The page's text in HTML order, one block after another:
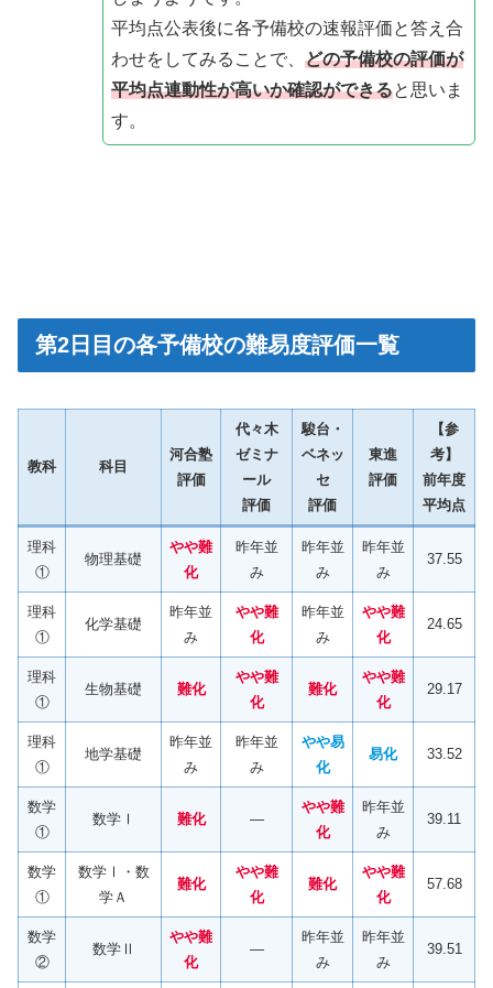
平均点公表後に各予備校の速報評価と答え合
わせをしてみることで、 どの予備校の評価が
平均点連動性が高いか確認ができると思いま
す。
第2日目の各予備校の難易度評価一覧
教科 科目
河合塾
評価
代々木
ゼミナ
ール
評価
駿台・
ベネッ
セ
評価
東進
評価
【参
考】
前年度
平均点
理科
①
物理基礎
やや難
化
昨年並
み
昨年並
み
昨年並
み
37.55
理科
①
化学基礎
昨年並
み
やや難
化
昨年並
み
やや難
化
24.65
理科
①
生物基礎 難化
やや難
化
難化
やや難
化
29.17
理科
①
地学基礎
昨年並
み
昨年並
み
やや易
化
易化 33.52
数学
①
数学Ⅰ 難化 ―
やや難
化
昨年並
み
39.11
数学
①
数学Ⅰ・数
学Ａ
難化
やや難
化
難化
やや難
化
57.68
数学
②
数学Ⅱ
やや難
化
―
昨年並
み
昨年並
み
39.51